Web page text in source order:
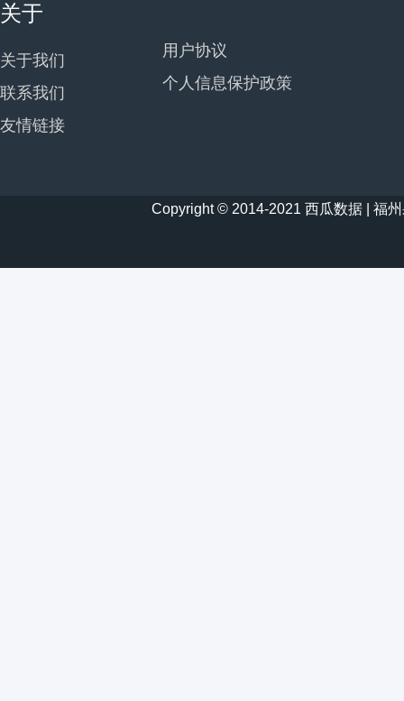
关于
关于我们
联系我们
友情链接
用户协议
个人信息保护政策
Copyright © 2014-2021 西瓜数据 | 福